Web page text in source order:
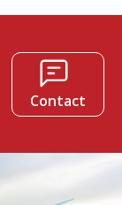
Contact